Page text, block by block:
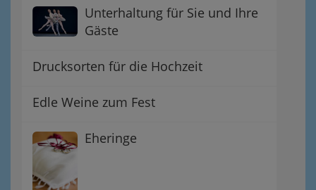
Unterhaltung für Sie und Ihre
Gäste
Drucksorten für die Hochzeit
Edle Weine zum Fest
Eheringe